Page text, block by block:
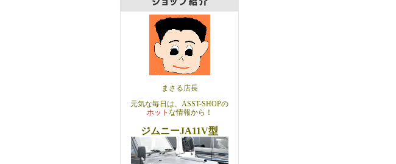
まさる店長
元気な毎日は、ASST-SHOPの
ホット な情報から！
ジムニーJA11V型